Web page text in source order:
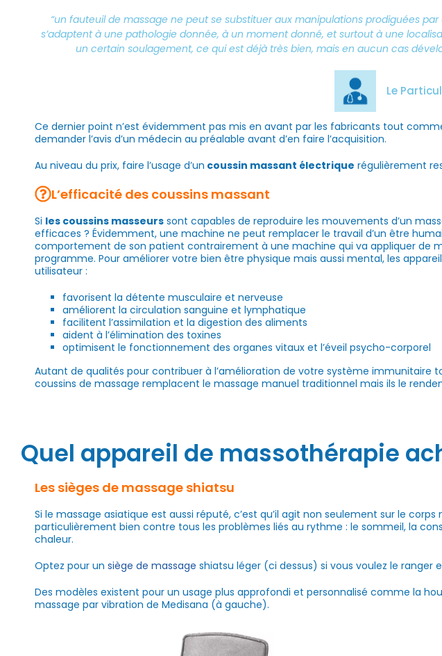
“un fauteuil de massage ne peut se substituer aux manipulations prodiguées
s’adaptent à une pathologie donnée, à un moment donné, et surtout à une
un certain soulagement, ce qui est déjà très bien, mais en aucun cas
Le
Ce dernier point n’est évidemment pas mis en avant par les fabricants tout
demander l’avis d’un médecin au préalable avant d’en faire l’acquisition.
Au niveau du prix, faire l’usage d’un coussin massant électrique régulièrement
L’efficacité des coussins massant
Si les coussins masseurs sont capables de reproduire les mouvements d’un
efficaces ? Évidemment, une machine ne peut remplacer le travail d’un être
comportement de son patient contrairement à une machine qui va appliquer de
programme. Pour améliorer votre bien être physique mais aussi mental, les
utilisateur :
favorisent la détente musculaire et nerveuse
améliorent la circulation sanguine et lymphatique
facilitent l’assimilation et la digestion des aliments
aident à l’élimination des toxines
optimisent le fonctionnement des organes vitaux et l’éveil psycho-corporel
Autant de qualités pour contribuer à l’amélioration de votre système
coussins de massage remplacent le massage manuel traditionnel mais ils le
Quel appareil de massothérapie
Les sièges de massage shiatsu
Si le massage asiatique est aussi réputé, c’est qu’il agit non seulement sur le
particulièrement bien contre tous les problèmes liés au rythme : le sommeil, la
chaleur.
Optez pour un siège de massage shiatsu léger (ci dessus) si vous voulez le
Des modèles existent pour un usage plus approfondi et personnalisé comme la
massage par vibration de Medisana (à gauche).